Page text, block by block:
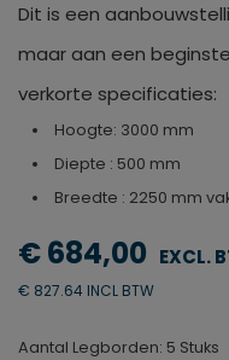
Dit is een
maar aan een
verkorte specificaties:
Hoogte: 3000 mm
Diepte : 500 mm
Breedte : 2250 mm
€ 684,00
€ 827.64 INCL BTW
Aantal Legborden: 5 Stuks